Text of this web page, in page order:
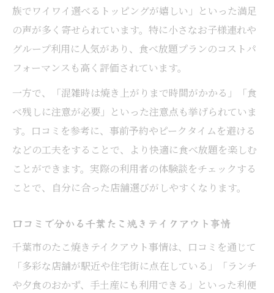
族でワイワイ選べるトッピングが嬉しい」といった満足
の声が多く寄せられています。特に小さなお子様連れや
グループ利用に人気があり、食べ放題プランのコストパ
フォーマンスも高く評価されています。
一方で、「混雑時は焼き上がりまで時間がかかる」「食
べ残しに注意が必要」といった注意点も挙げられていま
す。口コミを参考に、事前予約やピークタイムを避ける
などの工夫をすることで、より快適に食べ放題を楽しむ
ことができます。実際の利用者の体験談をチェックする
ことで、自分に合った店舗選びがしやすくなります。
口コミで分かる千葉たこ焼きテイクアウト事情
千葉市のたこ焼きテイクアウト事情は、口コミを通じて
「多彩な店舗が駅近や住宅街に点在している」「ランチ
や夕食のおかず、手土産にも利用できる」といった利便